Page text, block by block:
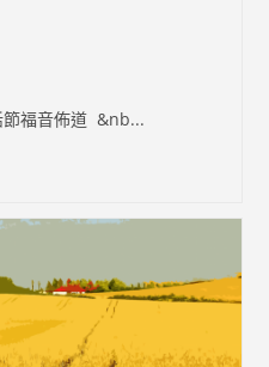
節福音佈道 &nb...